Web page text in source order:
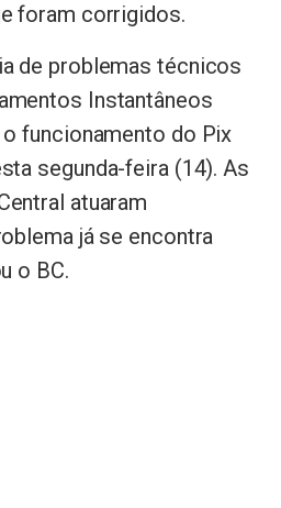
foram corrigidos.
de problemas técnicos
Instantâneos
funcionamento do Pix
segunda-feira (14). As
atuaram
já se encontra
o BC.